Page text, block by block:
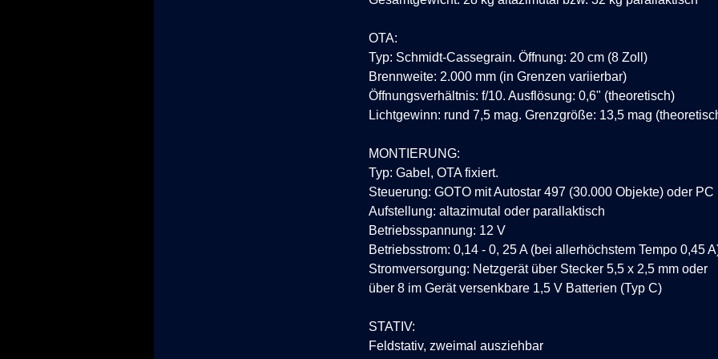
OTA:
Typ: Schmidt-Cassegrain.Öffnung: 20 cm (8 Zoll)
Brennweite: 2.000 mm (in Grenzen variierbar)
Öffnungsverhältnis: f/10.Ausflösung: 0,6" (theoretisch)
Lichtgewinn: rund 7,5 mag.Grenzgröße: 13,5 mag
MONTIERUNG:
Typ: Gabel, OTA fixiert.
Steuerung:GOTO mit Autostar 497 (30.000 Objekte) oder PC
Aufstellung: altazimutal oder parallaktisch
Betriebsspannung: 12 V
Betriebsstrom: 0,14 - 0, 25 A (bei allerhöchstem Tempo 0,45
Stromversorgung: Netzgerät über Stecker 5,5 x 2,5 mm oder
über 8 im Gerät versenkbare 1,5 V Batterien (Typ C)
STATIV:
Feldstativ, zweimal ausziehbar